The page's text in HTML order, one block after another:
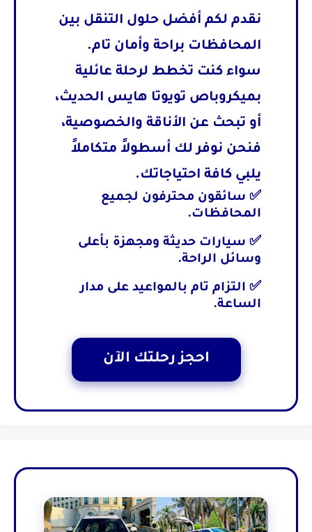
نقدم لكم أفضل حلول التنقل بين
المحافظات براحة وأمان تام.
سواء كنت تخطط لرحلة عائلية
بميكروباص تويوتا هايس الحديث،
أو تبحث عن الأناقة والخصوصية،
فنحن نوفر لك أسطولاً متكاملاً
يلبي كافة احتياجاتك.
✅ سائقون محترفون لجميع
المحافظات.
✅ سيارات حديثة ومجهزة بأعلى
وسائل الراحة.
✅ التزام تام بالمواعيد على مدار
الساعة.
احجز رحلتك الآن